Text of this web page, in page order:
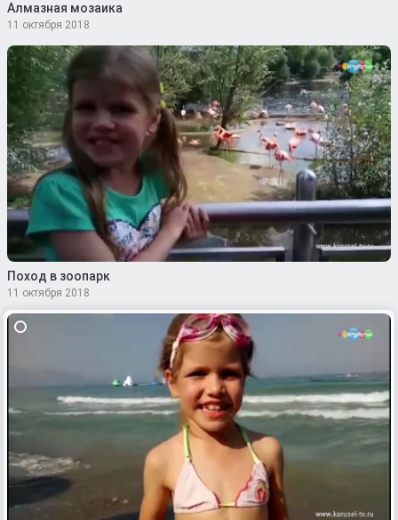
Алмазная мозаика
11 октября 2018
Поход в зоопарк
11 октября 2018